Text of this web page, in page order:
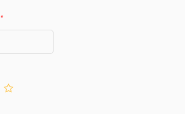
*